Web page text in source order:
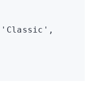
'Classic' ,